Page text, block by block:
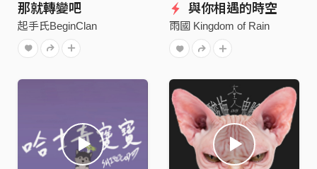
那就轉變吧
起手氏BeginClan
與你相遇的時空
雨國 Kingdom of Rain